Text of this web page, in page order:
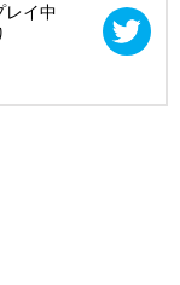
レイ中